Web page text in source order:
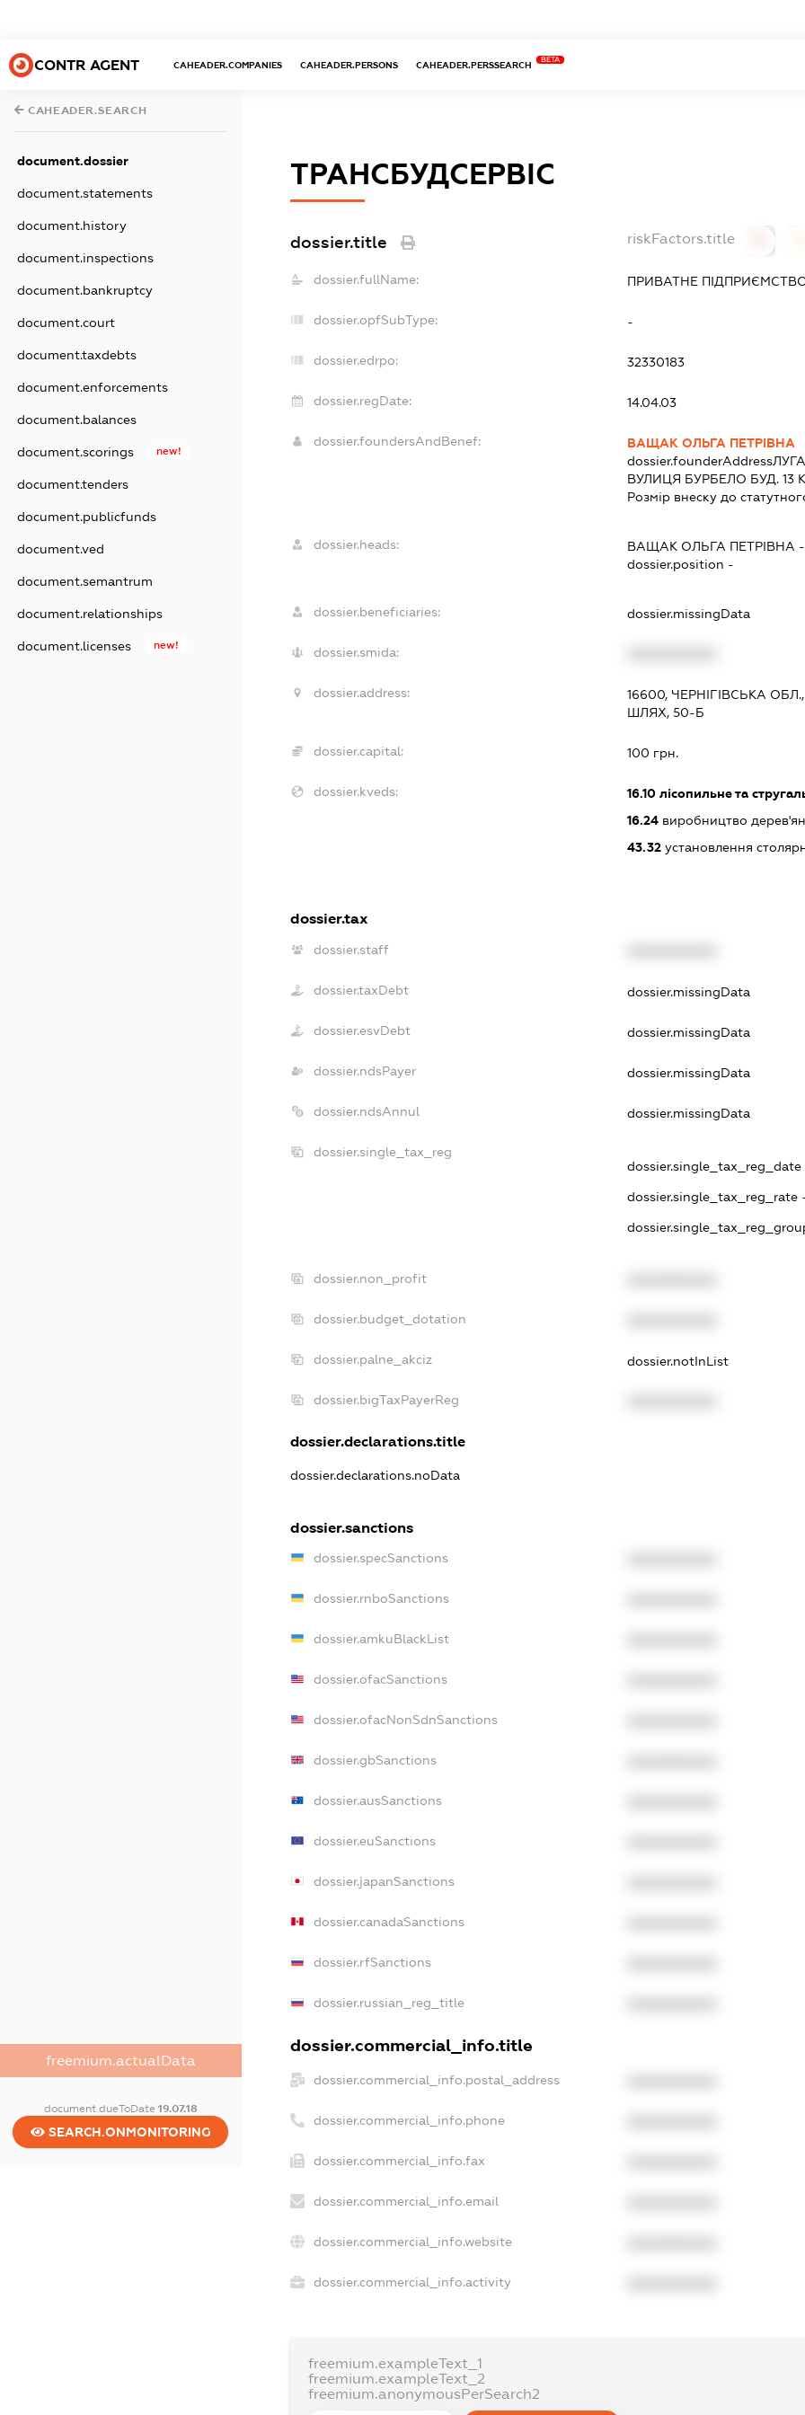
CONTR AGENT CAHEADER.COMPANIES CAHEADER.PERSONS CAHEADER.PERSSEARCH
BETA
CAHEADER.SEARCH
document.dossier
document.statements
document.history
document.inspections
document.bankruptcy
document.court
document.taxdebts
document.enforcements
document.balances
document.scorings new!
document.tenders
document.publicfunds
document.ved
document.semantrum
document.relationships
document.licenses new!
freemium.actualData
document.dueToDate 19.07.18
SEARCH.ONMONITORING
ТРАНСБУДСЕРВІС
dossier.title riskFactors.title
dossier.fullName: ПРИВАТНЕ
dossier.opfSubType: -
dossier.edrpo: 32330183
dossier.regDate: 14.04.03
dossier.foundersAndBenef:
ВАЩАК ОЛЬГА ПЕТРІВНА
dossier.founderAddress
ВУЛИЦЯ БУРБЕЛО БУД. 13
Розмір внеску до
dossier.heads: ВАЩАК ОЛЬГА ПЕТРІВНА -
dossier.position -
dossier.beneficiaries: dossier.missingData
dossier.smida:
dossier.address:
16600, ЧЕРНІГІВСЬКА
ШЛЯХ, 50-Б
dossier.capital: 100 грн.
dossier.kveds: 16.10лісопильне та
16.24виробництво
43.32установлення
dossier.tax
dossier.staff
dossier.taxDebt dossier.missingData
dossier.esvDebt dossier.missingData
dossier.ndsPayer dossier.missingData
dossier.ndsAnnul dossier.missingData
dossier.single_tax_reg
dossier.single_tax_reg_date -
dossier.single_tax_reg_rate
dossier.non_profit
dossier.budget_dotation
dossier.palne_akciz dossier.notInList
dossier.bigTaxPayerReg
dossier.declarations.title
dossier.declarations.noData
dossier.sanctions
dossier.specSanctions
dossier.rnboSanctions
dossier.amkuBlackList
dossier.ofacSanctions
dossier.ofacNonSdnSanctions
dossier.gbSanctions
dossier.ausSanctions
dossier.euSanctions
dossier.japanSanctions
dossier.canadaSanctions
dossier.rfSanctions
dossier.russian_reg_title
dossier.commercial_info.title
dossier.commercial_info.postal_address
dossier.commercial_info.phone
dossier.commercial_info.fax
dossier.commercial_info.email
dossier.commercial_info.website
dossier.commercial_info.activity
freemium.exampleText_1
freemium.exampleText_2
freemium.anonymousPerSearch2